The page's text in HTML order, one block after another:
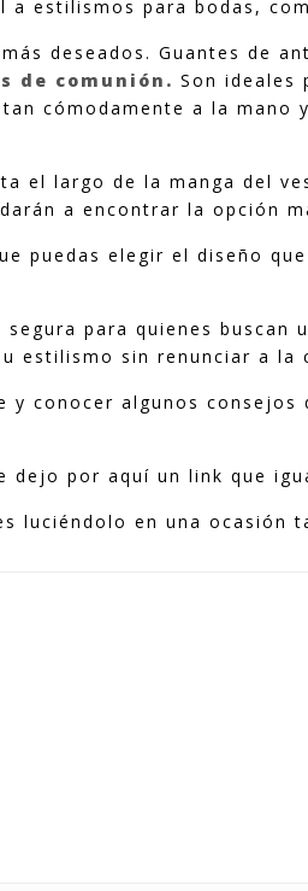
estilismos para bodas,
deseados. Guantes de
de comunión. Son ideales
cómodamente a la mano
el largo de la manga del
a encontrar la opción
puedas elegir el diseño
para quienes buscan
estilismo sin renunciar a la
conocer algunos
por aquí un link que
luciéndolo en una ocasión